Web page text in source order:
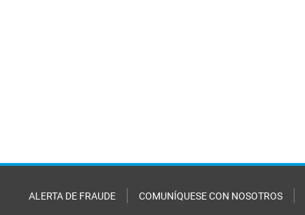
ALERTA DE FRAUDE COMUNÍQUESE CON NOSOTROS